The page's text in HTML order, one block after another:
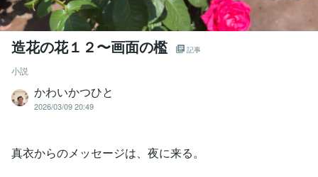
造花の花１２〜画面の檻 記事
小説
かわいかつひと
2026/03/09 20:49
真衣からのメッセージは、夜に来る。